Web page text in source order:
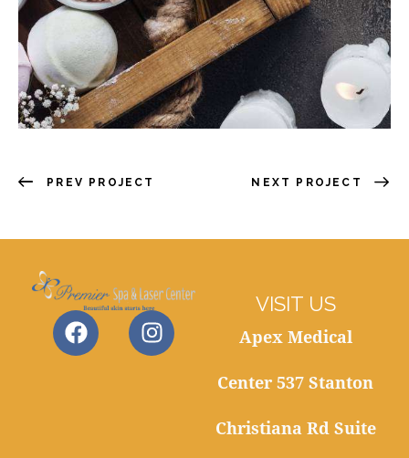
PREV PROJECT NEXT PROJECT
VISIT US
Apex Medical
Center 537 Stanton
Christiana Rd Suite